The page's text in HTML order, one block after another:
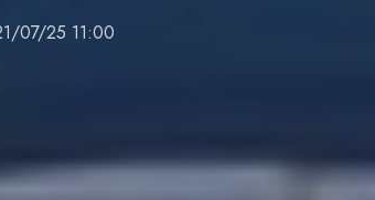
07/25 11:00